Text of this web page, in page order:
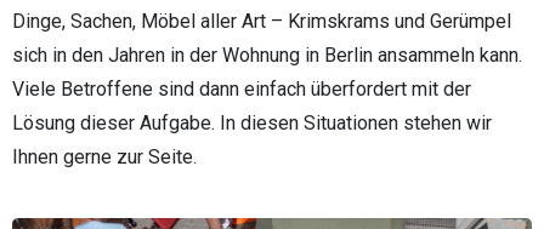
Dinge, Sachen, Möbel aller Art – Krimskrams und Gerümpel
sich in den Jahren in der Wohnung in Berlin ansammeln kann.
Viele Betroffene sind dann einfach überfordert mit der
Lösung dieser Aufgabe. In diesen Situationen stehen wir
Ihnen gerne zur Seite.